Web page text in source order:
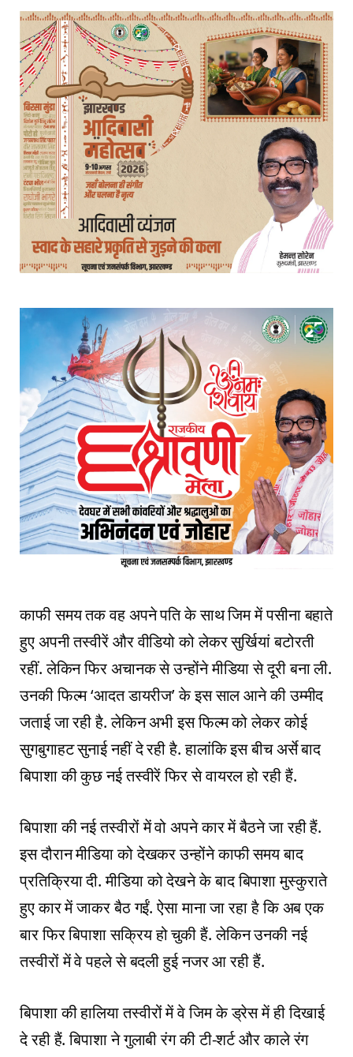
काफी समय तक वह अपने पति के साथ जिम में पसीना बहाते
हुए अपनी तस्वीरें और वीडियो को लेकर सुर्खियां बटोरती
रहीं. लेकिन फिर अचानक से उन्होंने मीडिया से दूरी बना ली.
उनकी फिल्म ‘आदत डायरीज’ के इस साल आने की उम्मीद
जताई जा रही है. लेकिन अभी इस फिल्म को लेकर कोई
सुगबुगाहट सुनाई नहीं दे रही है. हालांकि इस बीच अर्से बाद
बिपाशा की कुछ नई तस्वीरें फिर से वायरल हो रही हैं.
बिपाशा की नई तस्वीरों में वो अपने कार में बैठने जा रही हैं.
इस दौरान मीडिया को देखकर उन्होंने काफी समय बाद
प्रति‌क्रिया दी. मीडिया को देखने के बाद बिपाशा मुस्कुराते
हुए कार में जाकर बैठ गईं. ऐसा माना जा रहा है कि अब एक
बार फिर बिपाशा सक्रिय हो चुकी हैं. लेकिन उनकी नई
तस्वीरों में वे पहले से बदली हुई नजर आ रही हैं.
ब‌िपाशा की हालिया तस्वीरों में वे जिम के ड्रेस में ही दिखाई
दे रही हैं. बिपाशा ने गुलाबी रंग की टी-शर्ट और काले रंग